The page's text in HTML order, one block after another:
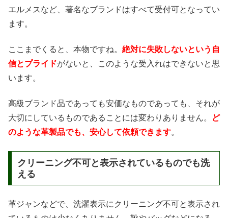
エルメスなど、著名なブランドはすべて受付可となってい
ます。
ここまでくると、本物ですね。 絶対に失敗しないという自
信とプライドがないと、このような受入れはできないと思
います。
高級ブランド品であっても安価なものであっても、それが
大切にしているものであることには変わりありません。
ど
のような革製品でも、安心して依頼できます。
クリーニング不可と表示されているものでも洗
える
革ジャンなどで、洗濯表示にクリーニング不可と表示され